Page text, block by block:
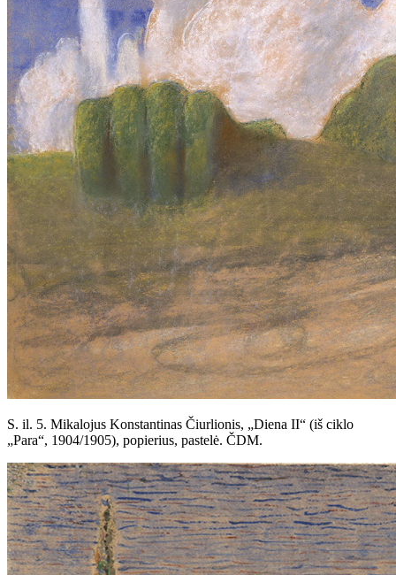
S. il. 5. Mikalojus Konstantinas Čiurlionis, „Diena II“ (iš ciklo
„Para“, 1904/1905), popierius, pastelė. ČDM.